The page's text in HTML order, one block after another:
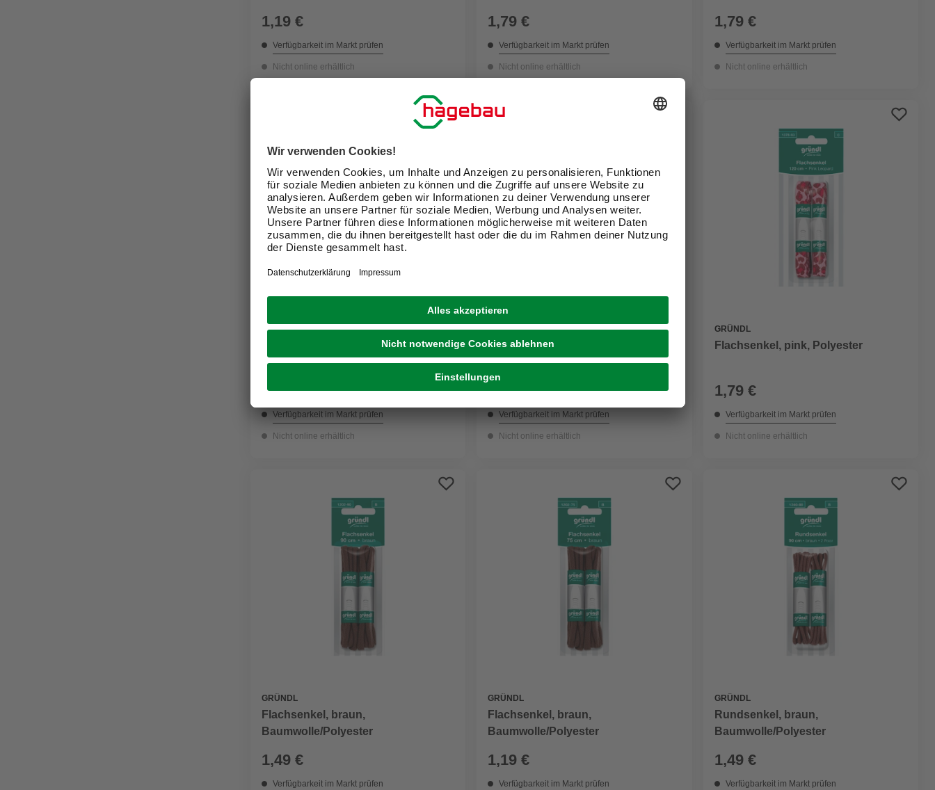
1,19 €
Verfügbarkeit im Markt prüfen
Nicht online erhältlich
1,79 €
Verfügbarkeit im Markt prüfen
Nicht online erhältlich
1,79 €
Verfügbarkeit im Markt prüfen
Nicht online erhältlich
GRÜNDL
Flachsenkel, rainbow, Polyester
1,79 €
Verfügbarkeit im Markt prüfen
Nicht online erhältlich
GRÜNDL
Flachsenkel, weiß,
Baumwolle/Polyester
1,79 €
Verfügbarkeit im Markt prüfen
Nicht online erhältlich
GRÜNDL
Flachsenkel, pink, Polyester
1,79 €
Verfügbarkeit im Markt prüfen
Nicht online erhältlich
GRÜNDL
Flachsenkel, braun,
Baumwolle/Polyester
1,49 €
Verfügbarkeit im Markt prüfen
GRÜNDL
Flachsenkel, braun,
Baumwolle/Polyester
1,19 €
Verfügbarkeit im Markt prüfen
GRÜNDL
Rundsenkel, braun,
Baumwolle/Polyester
1,49 €
Verfügbarkeit im Markt prüfen